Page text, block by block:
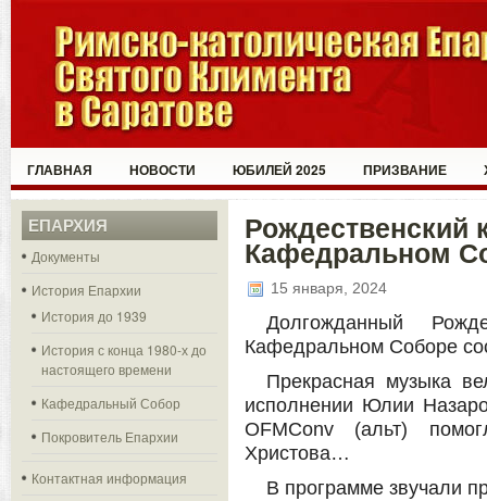
ГЛАВНАЯ НОВОСТИ ЮБИЛЕЙ 2025 ПРИЗВАНИЕ
ЕПАРХИЯ
Документы
История Епархии
История до 1939
История с конца 1980-х до
настоящего времени
Кафедральный Собор
Покровитель Епархии
Контактная информация
Рождественский
Кафедральном
15 января, 2024
Долгожданный
Кафедральном Соборе
Прекрасная музыка
исполнении Юлии
OFMConv (альт)
Христова…
В программе звучали